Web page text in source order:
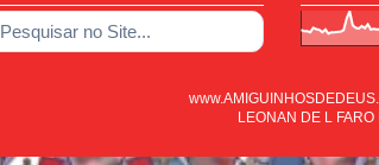
Pesquisar no Site...
LEONAN DE L